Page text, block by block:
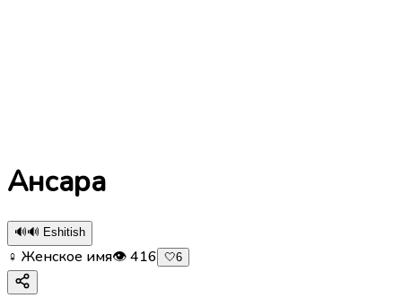
Ансара
🔊🔊 Eshitish
♀ Женское имя👁416 🤍6